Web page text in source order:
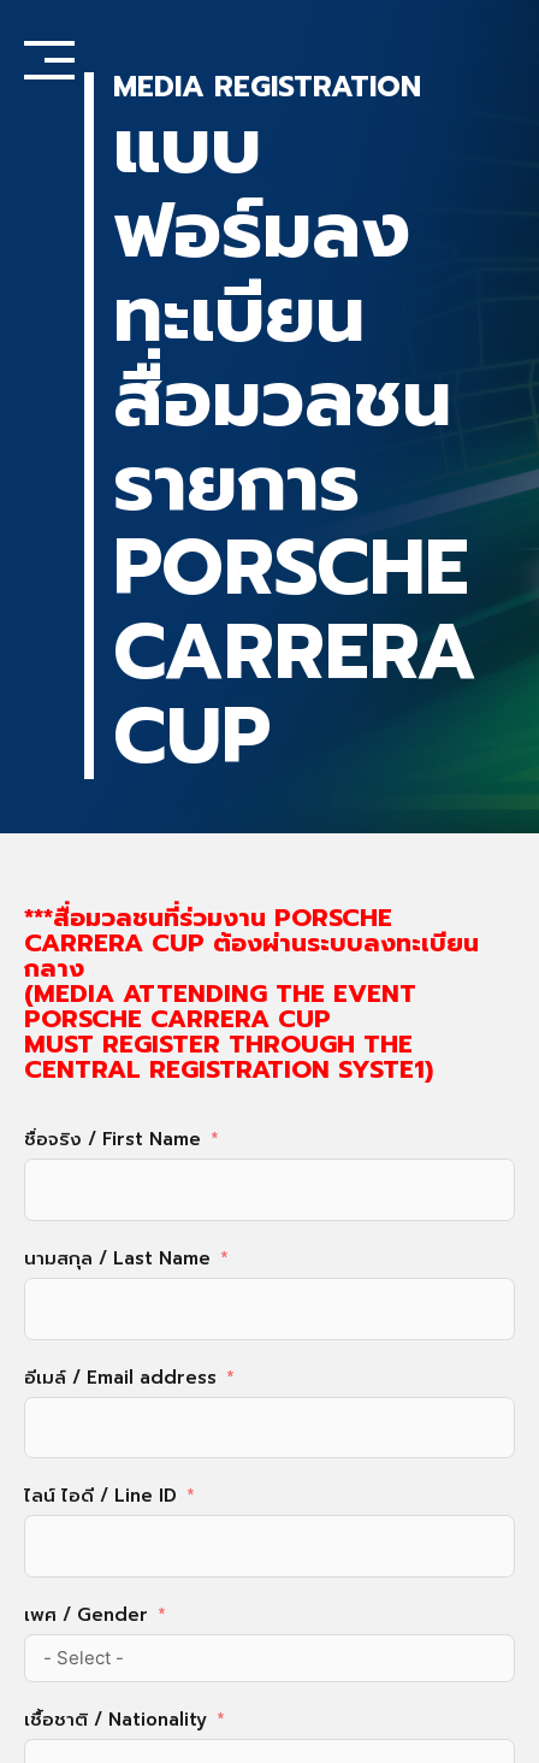
content
MEDIA REGISTRATION
แบบ
ฟอร์มลง
ทะเบียน
สื่อมวลชน
รายการ
PORSCHE
CARRERA
CUP
***สื่อมวลชนที่ร่วมงาน PORSCHE
CARRERA CUP ต้องผ่านระบบลงทะเบียน
กลาง
(MEDIA ATTENDING THE EVENT
PORSCHE CARRERA CUP
MUST REGISTER THROUGH THE
CENTRAL REGISTRATION SYSTE1)
ชื่อจริง / First Name
นามสกุล / Last Name
อีเมล์ / Email address
ไลน์ ไอดี / Line ID
เพศ / Gender
เชื้อชาติ / Nationality